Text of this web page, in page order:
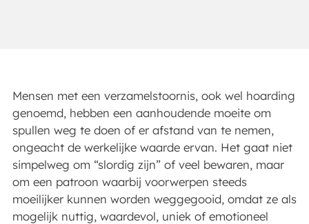
Mensen met een verzamelstoornis, ook wel hoarding
genoemd, hebben een aanhoudende moeite om
spullen weg te doen of er afstand van te nemen,
ongeacht de werkelijke waarde ervan. Het gaat niet
simpelweg om “slordig zijn” of veel bewaren, maar
om een patroon waarbij voorwerpen steeds
moeilijker kunnen worden weggegooid, omdat ze als
mogelijk nuttig, waardevol, uniek of emotioneel